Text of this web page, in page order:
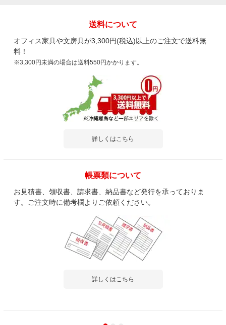
送料について
オフィス家具や文房具が3,300円(税込)以上のご注文で送料無
料！
※3,300円未満の場合は送料550円かかります。
詳しくはこちら
帳票類について
お見積書、領収書、請求書、納品書など発行を承っておりま
す。ご注文時に備考欄よりご依頼ください。
詳しくはこちら